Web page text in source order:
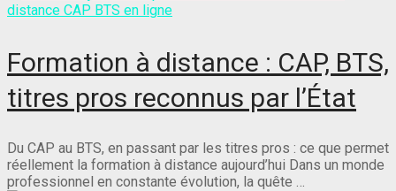
Formation à distance : CAP, BTS,
titres pros reconnus par l’État
Du CAP au BTS, en passant par les titres pros : ce que permet
réellement la formation à distance aujourd’hui Dans un monde
professionnel en constante évolution, la quête …